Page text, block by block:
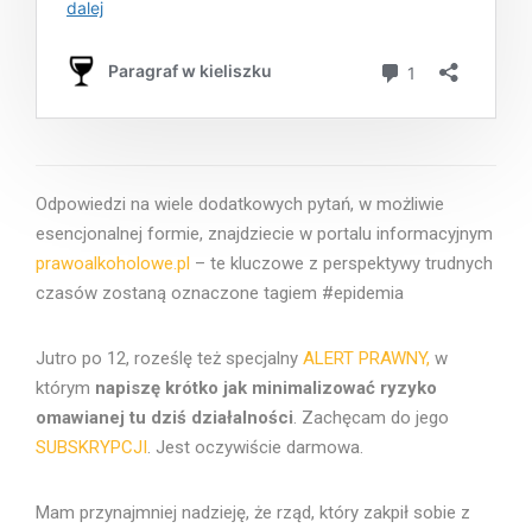
Odpowiedzi na wiele dodatkowych pytań, w możliwie
esencjonalnej formie, znajdziecie w portalu informacyjnym
prawoalkoholowe.pl – te kluczowe z perspektywy trudnych
czasów zostaną oznaczone tagiem #epidemia
Jutro po 12, roześlę też specjalny ALERT PRAWNY, w
którym napiszę krótko jak minimalizować ryzyko
omawianej tu dziś działalności. Zachęcam do jego
SUBSKRYPCJI. Jest oczywiście darmowa.
Mam przynajmniej nadzieję, że rząd, który zakpił sobie z